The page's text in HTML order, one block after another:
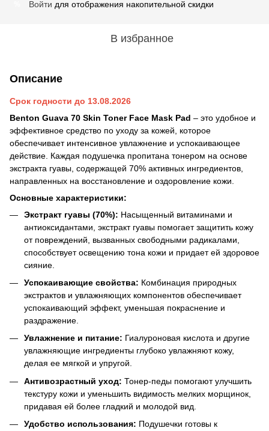
Войти для отображения накопительной скидки
В избранное
Описание
Срок годности до 13.08.2026
Benton Guava 70 Skin Toner Face Mask Pad – это удобное и
эффективное средство по уходу за кожей, которое
обеспечивает интенсивное увлажнение и успокаивающее
действие. Каждая подушечка пропитана тонером на основе
экстракта гуавы, содержащей 70% активных ингредиентов,
направленных на восстановление и оздоровление кожи.
Основные характеристики:
Экстракт гуавы (70%): Насыщенный витаминами и
антиоксидантами, экстракт гуавы помогает защитить кожу
от повреждений, вызванных свободными радикалами,
способствует освещению тона кожи и придает ей здоровое
сияние.
Успокаивающие свойства: Комбинация природных
экстрактов и увлажняющих компонентов обеспечивает
успокаивающий эффект, уменьшая покраснение и
раздражение.
Увлажнение и питание: Гиалуроновая кислота и другие
увлажняющие ингредиенты глубоко увлажняют кожу,
делая ее мягкой и упругой.
Антивозрастный уход: Тонер-педы помогают улучшить
текстуру кожи и уменьшить видимость мелких морщинок,
придавая ей более гладкий и молодой вид.
Удобство использования: Подушечки готовы к